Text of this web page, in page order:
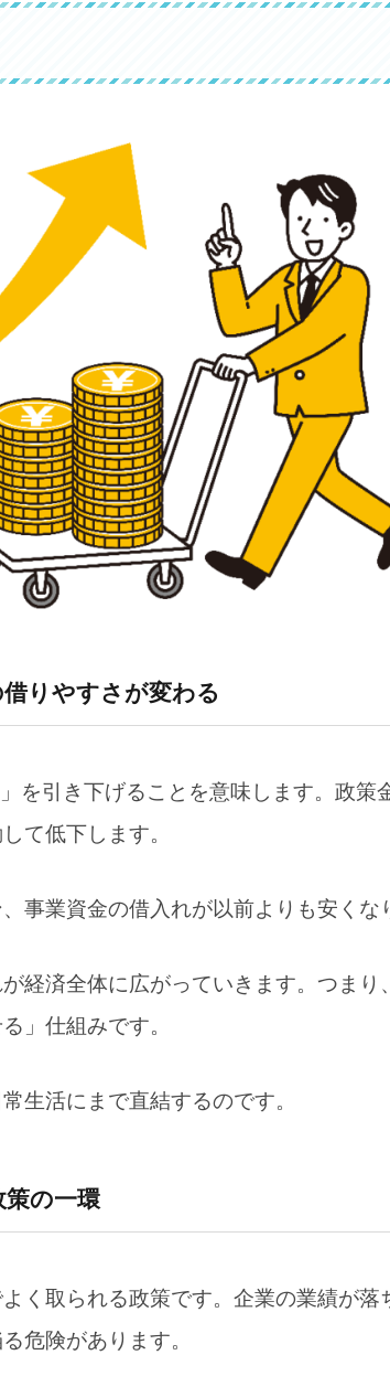
一環
しやすくなる
がり、景気刺激効果
も
りやすいが、円高で利益圧迫の懸念も
れやすい
日本も無関係ではない
え、情報をアップデートしておくことが重要
はわからない
りやすさが変わる
を引き下げることを意味します。政策
て低下します。
事業資金の借入れが以前よりも安くな
経済全体に広がっていきます。つまり
」仕組みです。
生活にまで直結するのです。
の一環
く取られる政策です。企業の業績が落
危険があります。
雑談
2026年1月31日
AIの性格が良いと感じる
【雑談】
人
士